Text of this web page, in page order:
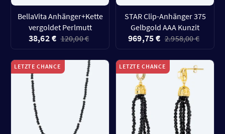
BellaVita Anhänger+Kette
vergoldet Perlmutt
38,62 € 120,00 €
STAR Clip-Anhänger 375
Gelbgold AAA Kunzit
969,75 € 2.958,00 €
LETZTE CHANCE LETZTE CHANCE